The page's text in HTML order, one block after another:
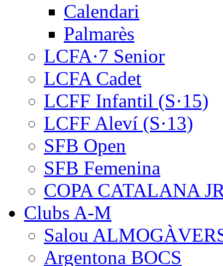
Calendari
Palmarès
LCFA·7 Senior
LCFA Cadet
LCFF Infantil (S·15)
LCFF Aleví (S·13)
SFB Open
SFB Femenina
COPA CATALANA
Clubs A-M
Salou
Argentona BOCS